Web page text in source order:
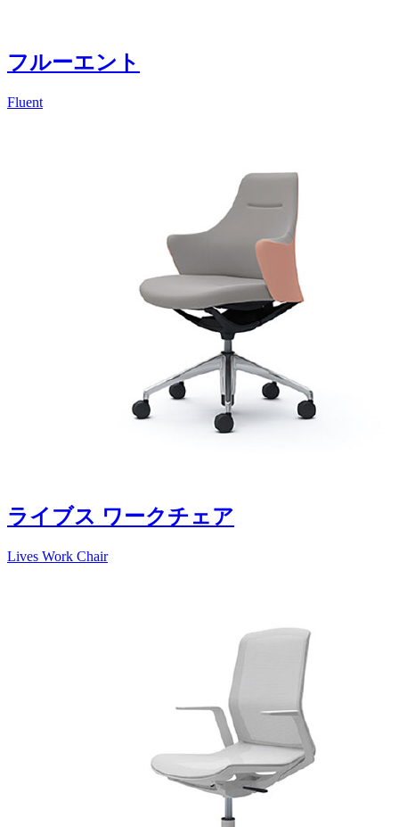
フルーエント
Fluent
ライブス ワークチェア
Lives Work Chair